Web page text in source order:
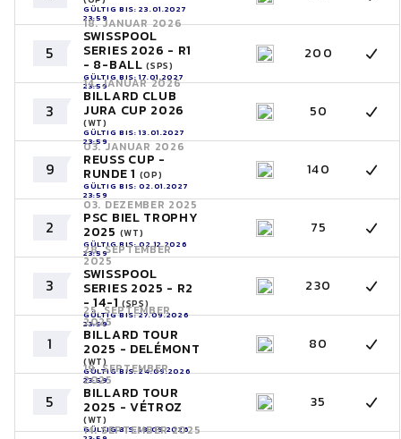
GÜLTIG BIS: 23.01.2027
23:59
5
18. JANUAR 2026
SWISSPOOL
SERIES 2026 - R1
- 8-BALL(SPS)
GÜLTIG BIS: 17.01.2027
23:59
200
3
14. JANUAR 2026
BILLARD CLUB
JURA CUP 2026
(WT)
GÜLTIG BIS: 13.01.2027
23:59
50
9
03. JANUAR 2026
REUSS CUP -
RUNDE 1 (OP)
GÜLTIG BIS: 02.01.2027
23:59
140
2
03. DEZEMBER 2025
PSC BIEL TROPHY
2025 (WT)
GÜLTIG BIS: 02.12.2026
23:59
75
3
28. SEPTEMBER
2025
SWISSPOOL
SERIES 2025 - R2
- 14-1(SPS)
GÜLTIG BIS: 27.09.2026
23:59
230
1
25. SEPTEMBER
2025
BILLARD TOUR
2025 - DELÉMONT
(WT)
GÜLTIG BIS: 24.09.2026
23:59
80
5
19. SEPTEMBER
2025
BILLARD TOUR
2025 - VÉTROZ
(WT)
GÜLTIG BIS: 18.09.2026
35
14. SEPTEMBER 2025